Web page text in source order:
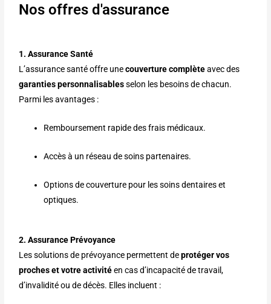
Nos offres d'assurance
1. Assurance Santé
L’assurance santé offre unecouverture complèteavec des
garanties personnalisablesselon les besoins de chacun.
Parmi les avantages :
Remboursement rapide des frais médicaux.
Accès à un réseau de soins partenaires.
Options de couverture pour les soins dentaires et
optiques.
2. Assurance Prévoyance
Les solutions de prévoyance permettent deprotéger vos
proches et votre activitéen cas d’incapacité de travail,
d’invalidité ou de décès. Elles incluent :